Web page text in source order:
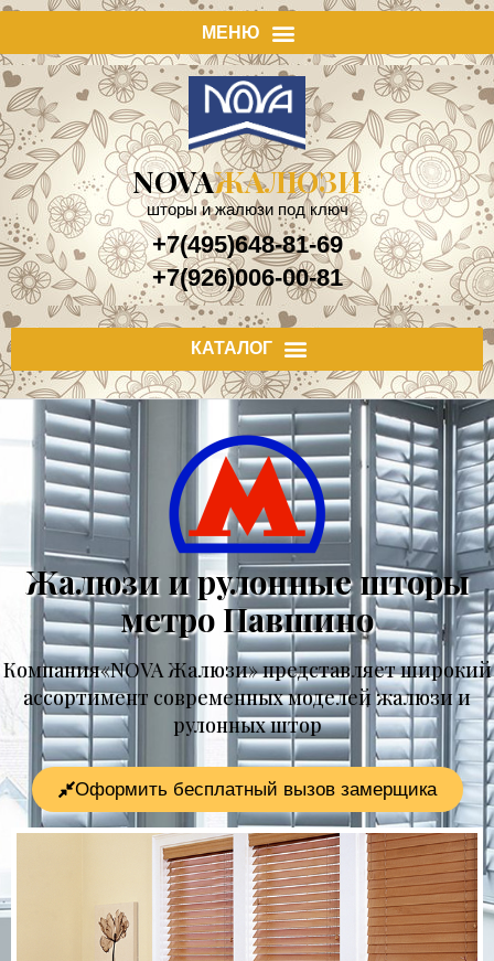
NOVAЖАЛЮЗИ
шторы и жалюзи под ключ
+7(495)648-81-69
+7(926)006-00-81
Жалюзи и рулонные шторы
метро Павшино
Компания«NOVA Жалюзи» представляет широкий
ассортимент современных моделей жалюзи и
рулонных штор
Оформить бесплатный вызов замерщика